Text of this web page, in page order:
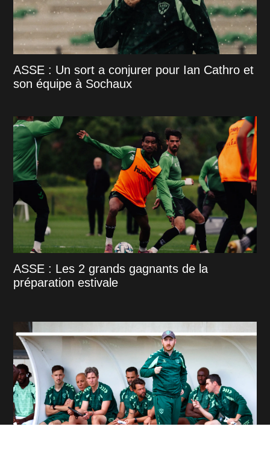
ASSE : Un sort a conjurer pour Ian Cathro et
son équipe à Sochaux
ASSE : Les 2 grands gagnants de la
préparation estivale